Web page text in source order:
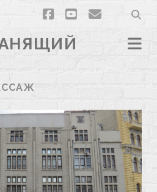
facebook
youtubeemail